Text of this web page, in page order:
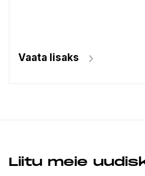
Vaata lisaks
Liitu meie